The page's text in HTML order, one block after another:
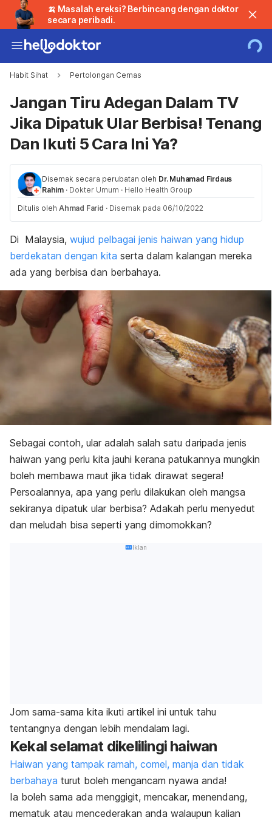
🍌 Masalah ereksi? Berbincang dengan doktor
secara peribadi.
Habit Sihat Pertolongan Cemas
Jangan Tiru Adegan Dalam TV
Jika Dipatuk Ular Berbisa! Tenang
Dan Ikuti 5 Cara Ini Ya?
Disemak secara perubatan oleh Dr. Muhamad Firdaus
Rahim · Dokter Umum · Hello Health Group
Ditulis oleh Ahmad Farid · Disemak pada 06/10/2022
Di Malaysia, wujud pelbagai jenis haiwan yang hidup
berdekatan dengan kita serta dalam kalangan mereka
ada yang berbisa dan berbahaya.
Sebagai contoh, ular adalah salah satu daripada jenis
haiwan yang perlu kita jauhi kerana patukannya mungkin
boleh membawa maut jika tidak dirawat segera!
Persoalannya, apa yang perlu dilakukan oleh mangsa
sekiranya dipatuk ular berbisa? Adakah perlu menyedut
dan meludah bisa seperti yang dimomokkan?
Iklan
Jom sama-sama kita ikuti artikel ini untuk tahu
tentangnya dengan lebih mendalam lagi.
Kekal selamat dikelilingi haiwan
Haiwan yang tampak ramah, comel, manja dan tidak
berbahaya turut boleh mengancam nyawa anda!
Ia boleh sama ada menggigit, mencakar, menendang,
mematuk atau mencederakan anda walaupun kalian